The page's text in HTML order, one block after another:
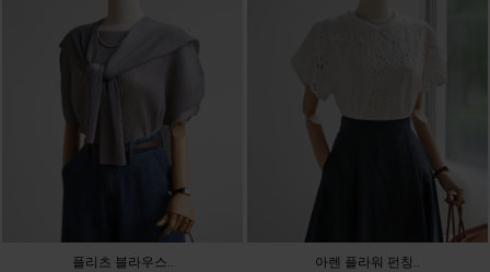
플리츠 블라우스..
아렌 플라워 펀칭..